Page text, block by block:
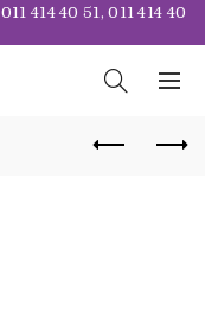
011 414 40 51,011 414 40